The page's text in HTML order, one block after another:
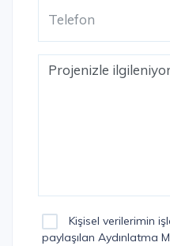
Kişisel verilerimin
paylaşılan Aydınlatma